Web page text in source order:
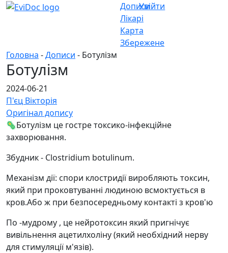
Дописи
Лікарі
Карта
Збережене
Увійти
Головна -Дописи - Ботулізм
Ботулізм
2024-06-21
П'єц Вікторія
Оригінал допису
🦠Ботулізм це гостре токсико-інфекційне
захворювання.
Збудник - Clostridium botulinum.
Механізм дії: спори клостридії виробляють токсин,
який при проковтуванні людиною всмоктується в
кров.Або ж при безпосередньому контакті з кров'ю
По -мудрому , це нейротоксин який пригнічує
вивільнення ацетилхоліну (який необхідний нерву
для стимуляції м'язів).